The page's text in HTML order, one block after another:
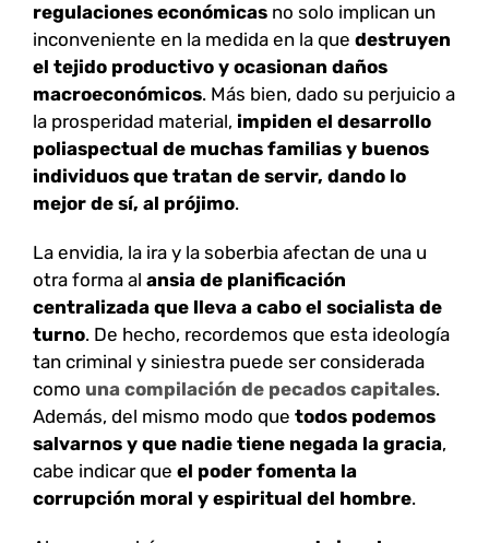
regulaciones económicas no solo implican un
inconveniente en la medida en la que destruyen
el tejido productivo y ocasionan daños
macroeconómicos. Más bien, dado su perjuicio a
la prosperidad material, impiden el desarrollo
poliaspectual de muchas familias y buenos
individuos que tratan de servir, dando lo
mejor de sí, al prójimo.
La envidia, la ira y la soberbia afectan de una u
otra forma al ansia de planificación
centralizada que lleva a cabo el socialista de
turno. De hecho, recordemos que esta ideología
tan criminal y siniestra puede ser considerada
como una compilación de pecados capitales.
Además, del mismo modo que todos podemos
salvarnos y que nadie tiene negada la gracia,
cabe indicar que el poder fomenta la
corrupción moral y espiritual del hombre.